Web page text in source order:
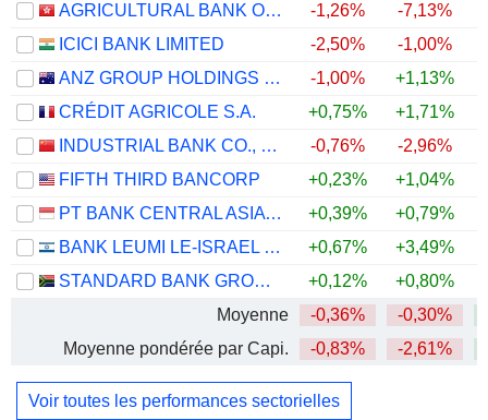
AGRICULTURAL BANK OF CHINA LIMITED
-1,26% -7,13%
ICICI BANK LIMITED
-2,50% -1,00%
ANZ GROUP HOLDINGS LIMITED
-1,00% +1,13%
CRÉDIT AGRICOLE S.A.
+0,75% +1,71%
INDUSTRIAL BANK CO., LTD.
-0,76% -2,96%
FIFTH THIRD BANCORP
+0,23% +1,04%
PT BANK CENTRAL ASIA TBK
+0,39% +0,79%
BANK LEUMI LE-ISRAEL B.M.
+0,67% +3,49%
STANDARD BANK GROUP LIMITED
+0,12% +0,80%
Moyenne
-0,36% -0,30%
Moyenne pondérée par Capi.
-0,83% -2,61%
Voir toutes les performances sectorielles